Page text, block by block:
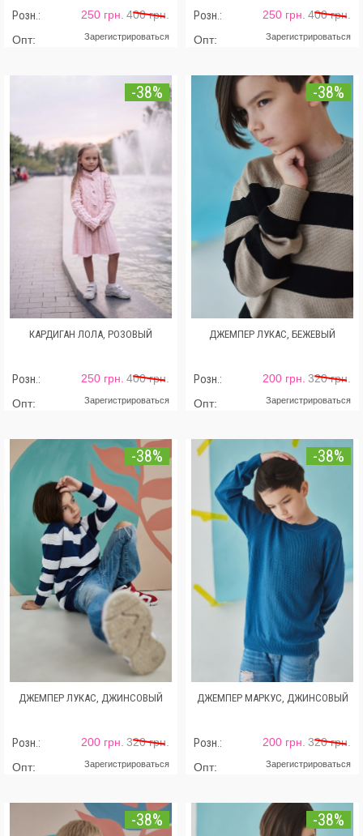
Розн.: 250 грн. 400 грн.
Опт:
Зарегистрироваться
Розн.: 250 грн. 400 грн.
Опт:
Зарегистрироваться
-38%
КАРДИГАН ЛОЛА, РОЗОВЫЙ
Розн.: 250 грн. 400 грн.
Опт:
Зарегистрироваться
-38%
ДЖЕМПЕР ЛУКАС, БЕЖЕВЫЙ
Розн.: 200 грн. 320 грн.
Опт:
Зарегистрироваться
-38%
ДЖЕМПЕР ЛУКАС, ДЖИНСОВЫЙ
Розн.: 200 грн. 320 грн.
Опт:
Зарегистрироваться
-38%
ДЖЕМПЕР МАРКУС, ДЖИНСОВЫЙ
Розн.: 200 грн. 320 грн.
Опт:
Зарегистрироваться
-38% -38%